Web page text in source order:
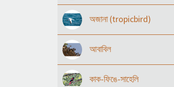
অজানা (tropicbird)
আবাবিল
কাক-ফিঙে-সাহেলি